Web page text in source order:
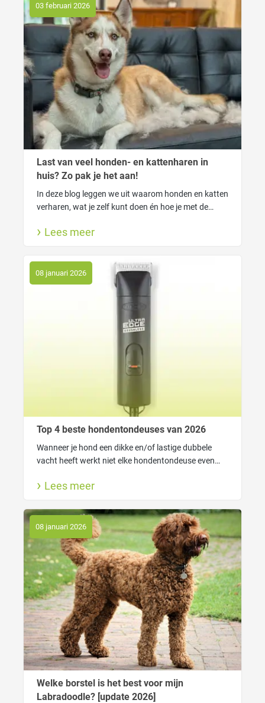
03 februari 2026
Last van veel honden- en kattenharen in
huis? Zo pak je het aan!
In deze blog leggen we uit waarom honden en katten
verharen, wat je zelf kunt doen én hoe je met de
controle krijgt. Voor een schoner huis én een blije
Lees meer
08 januari 2026
Top 4 beste hondentondeuses van 2026
Wanneer je hond een dikke en/of lastige dubbele
vacht heeft werkt niet elke hondentondeuse even
nodig om gemakkelijk door de vacht heen te kunnen
Lees meer
08 januari 2026
Welke borstel is het best voor mijn
Labradoodle? [update 2026]